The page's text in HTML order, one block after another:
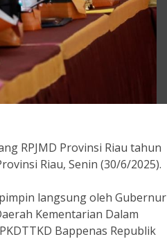
RPJMD Provinsi Riau tahun
Riau, Senin (30/6/2025).
langsung oleh Gubernur
Kementarian Dalam
Bappenas Republik